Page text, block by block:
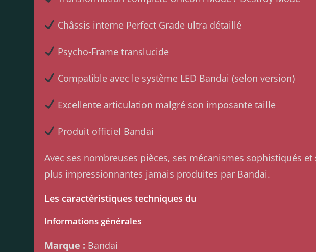
Châssis interne Perfect Grade ultra détaillé
Psycho-Frame translucide
Compatible avec le système LED Bandai (selon version)
Excellente articulation malgré son imposante taille
Produit officiel Bandai
Avec ses nombreuses pièces, ses mécanismes sophistiqués
plus impressionnantes jamais produites par Bandai.
Les caractéristiques techniques du
Informations générales
Marque : Bandai